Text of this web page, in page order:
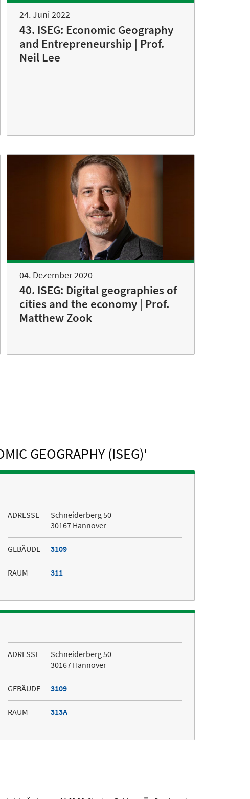
24. Juni 2022
43. ISEG: Economic Geography
and Entrepreneurship | Prof.
Neil Lee
04. Dezember 2020
40. ISEG: Digital geographies of
cities and the economy | Prof.
Matthew Zook
GEOGRAPHY (ISEG)'
ADRESSE
Schneiderberg 50
30167 Hannover
GEBÄUDE 3109
RAUM 311
ADRESSE
Schneiderberg 50
30167 Hannover
GEBÄUDE 3109
RAUM 313A